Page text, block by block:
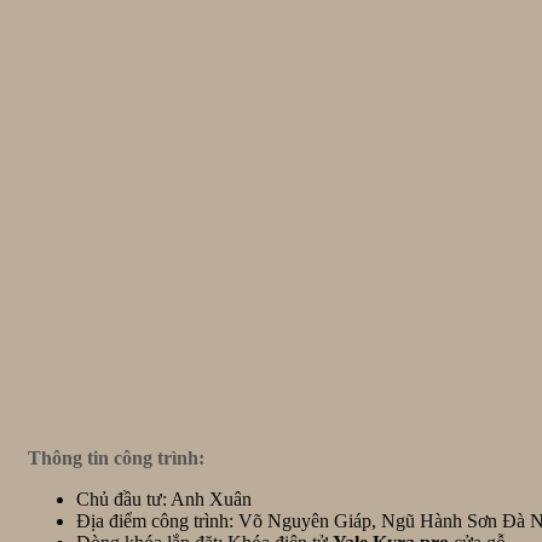
Thông tin công trình:
Chủ đầu tư: Anh Xuân
Địa điểm công trình: Võ Nguyên Giáp, Ngũ Hành Sơn Đà